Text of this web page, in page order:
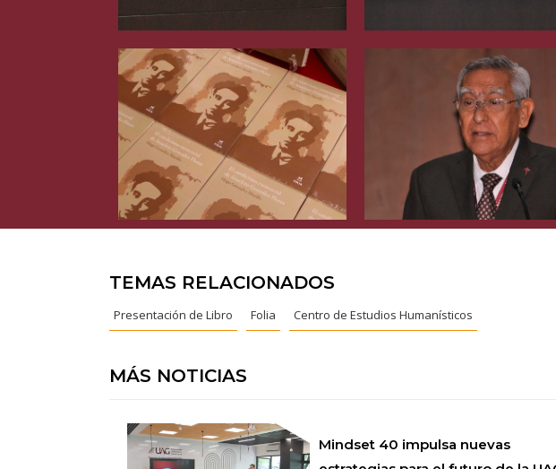
TEMAS RELACIONADOS
Presentación de Libro Folia Centro de Estudios Humanísticos
MÁS NOTICIAS
Mindset 40 impulsa nuevas